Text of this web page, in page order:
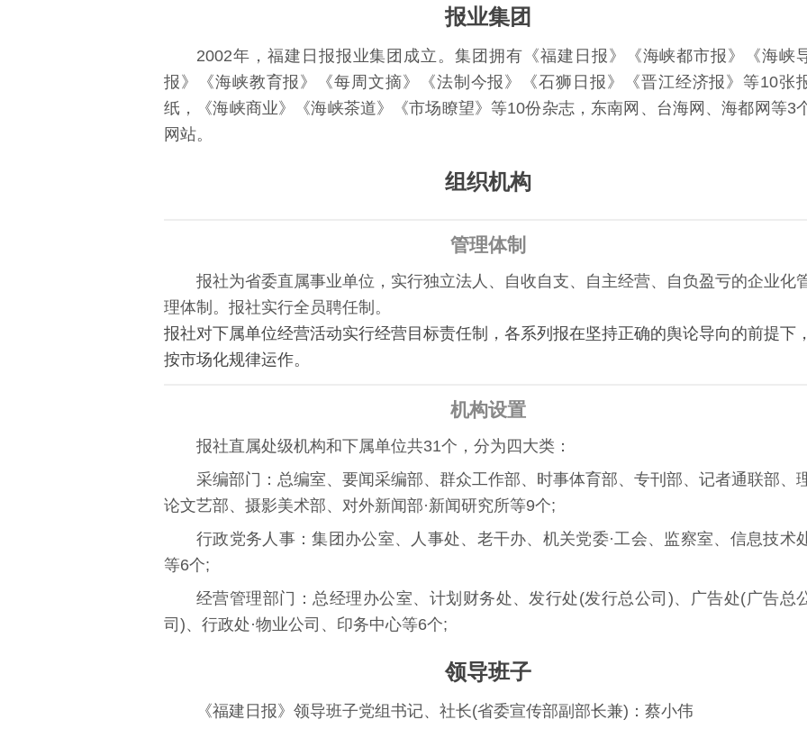
报业集团
2002年， 福建日报报业集团 成立。集团拥有《福建日报》《海峡都市报 》《海峡
报 》《海峡教育报》《每周文摘》《法制今报 》《石狮日报 》《晋江经济报 》等10张
纸，《海峡商业》《海峡茶道》《市场瞭望》等10份杂志， 东南网 、 台海网 、海都网 等3
网站。
组织机构
管理体制
报社为省委直属事业单位 ，实行独立法人、自收自支、自主经营、自负盈亏的企业化
理体制。报社实行全员聘任制。
报社对下属单位经营活动实行经营 目标责任制
，各系列报在坚持正确的舆论导向的前提下
按市场化规律运作。
机构设置
报社直属处级机构和下属单位共31个，分为四大类：
采编部门：总编室、要闻采编部、群众工作部、时事体育部、专刊部、记者通联部、
论文艺部、摄影美术部、对外新闻部·新闻研究所等9个;
行政党务人事：集团办公室、人事处、老干办、机关党委·工会、监察室、信息技术
等6个;
经营管理部门：总经理办公室、计划财务处、发行处(发行总公司)、广告处(广告总
司)、行政处·物业公司、印务中心等6个;
领导班子
《福建日报》领导班子党组书记、社长(省委宣传部副部长兼)： 蔡小伟